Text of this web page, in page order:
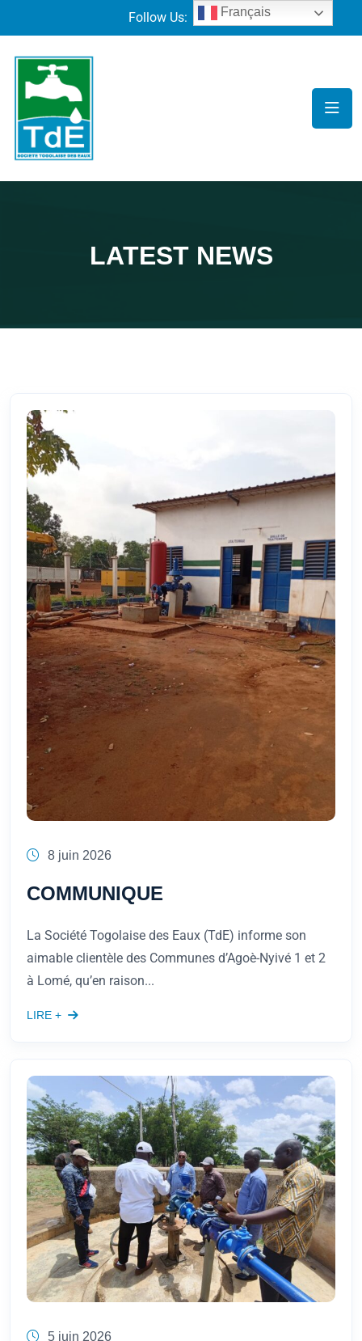
Follow Us:
LATEST NEWS
8 juin 2026
COMMUNIQUE
La Société Togolaise des Eaux (TdE) informe son
aimable clientèle des Communes d’Agoè-Nyivé 1 et 2
à Lomé, qu’en raison...
LIRE +
5 juin 2026
Français